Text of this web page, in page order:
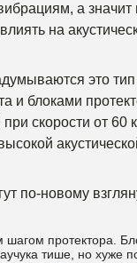
а значит
на
это
блоками
скорости от
по-новому
протектора.
тише, но хуже